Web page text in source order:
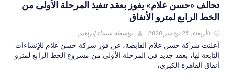
تحالف «حسن علام» يفوز بعقد تنفيذ المرحلة الأولى من
الخط الرابع لمترو الأنفاق
الأربعاء, 25 نوفمبر 2020 بواسطة شيماء إبراهيم
أعلنت شركة حسن علام القابضة، عن فوز شركة حسن علام للإنشاءات
التابعة لها، بعقد جديد في المرحلة الأولى من مشروع الخط الرابع لمترو
أنفاق القاهرة الكبرى،